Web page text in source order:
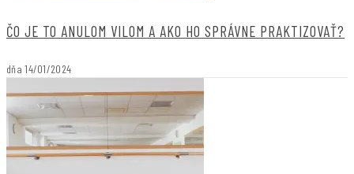
ČO JE TO ANULOM VILOM A AKO HO SPRÁVNE PRAKTIZOVAŤ?
dňa 14/01/2024